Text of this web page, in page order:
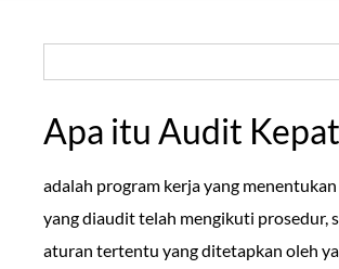
Apa itu Audit
adalah program kerja yang
yang diaudit telah mengikuti prosedur,
aturan tertentu yang ditetapkan oleh